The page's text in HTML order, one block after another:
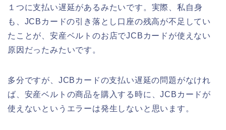
１つに支払い遅延があるみたいです。実際、私自身
も、JCBカードの引き落とし口座の残高が不足してい
たことが、安産ベルトのお店でJCBカードが使えない
原因だったみたいです。
多分ですが、JCBカードの支払い遅延の問題がなけれ
ば、安産ベルトの商品を購入する時に、JCBカードが
使えないというエラーは発生しないと思います。